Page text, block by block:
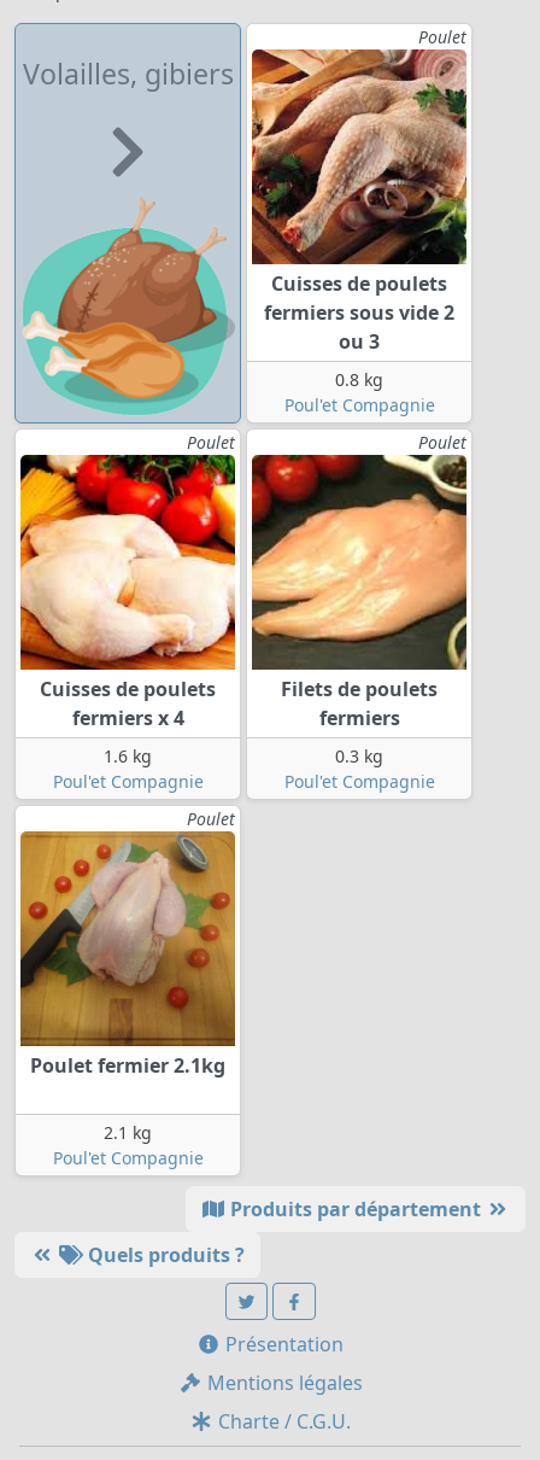
Volailles, gibiers
Poulet
Cuisses de poulets
fermiers sous vide 2
ou 3
0.8 kg
Poul'et Compagnie
Poulet
Cuisses de poulets
fermiers x 4
1.6 kg
Poul'et Compagnie
Poulet
Filets de poulets
fermiers
0.3 kg
Poul'et Compagnie
Poulet
Poulet fermier 2.1kg
2.1 kg
Poul'et Compagnie
Produits par département
Quels produits ?
Présentation
Mentions légales
Charte / C.G.U.